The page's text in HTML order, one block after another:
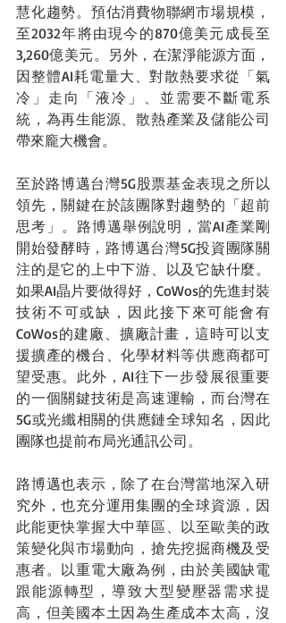
慧化趨勢。預估消費物聯網市場規模，
至2032年將由現今的870億美元成長至
3,260億美元。另外，在潔淨能源方面，
因整體AI耗電量大、對散熱要求從「氣
冷」走向「液冷」、並需要不斷電系
統，為再生能源、散熱產業及儲能公司
帶來龐大機會。
至於路博邁台灣5G股票基金表現之所以
領先，關鍵在於該團隊對趨勢的「超前
思考」。路博邁舉例說明，當AI產業剛
開始發酵時，路博邁台灣5G投資團隊關
注的是它的上中下游、以及它缺什麼。
如果AI晶片要做得好，CoWos的先進封裝
技術不可或缺，因此接下來可能會有
CoWos的建廠、擴廠計畫，這時可以支
援擴產的機台、化學材料等供應商都可
望受惠。此外，AI往下一步發展很重要
的一個關鍵技術是高速運輸，而台灣在
5G或光纖相關的供應鏈全球知名，因此
團隊也提前布局光通訊公司。
路博邁也表示，除了在台灣當地深入研
究外，也充分運用集團的全球資源，因
此能更快掌握大中華區、以至歐美的政
策變化與市場動向，搶先挖掘商機及受
惠者。以重電大廠為例，由於美國缺電
跟能源轉型，導致大型變壓器需求提
高，但美國本土因為生產成本太高，沒